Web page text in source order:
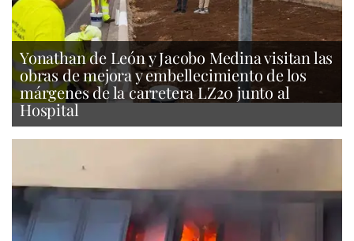
Yonathan de León y Jacobo Medina visitan las
obras de mejora y embellecimiento de los
márgenes de la carretera LZ20 junto al
Hospital